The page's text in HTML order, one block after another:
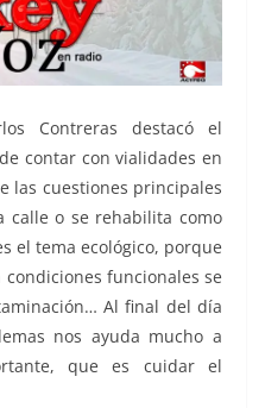
Contreras destacó el
contar con vialidades en
las cuestiones principales
calle o se rehabilita como
el tema ecológico, porque
funcionales se
Al final del día
nos ayuda mucho a
que es cuidar el